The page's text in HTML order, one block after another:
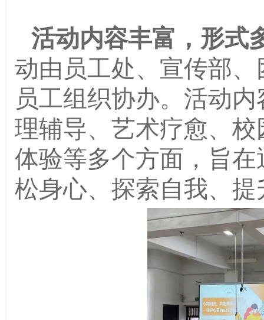
活动内容丰富，形式
动由员工处、宣传部
员工组织协办。活动
理辅导、艺术疗愈、
体验等多个方面，旨
松身心、探索自我、